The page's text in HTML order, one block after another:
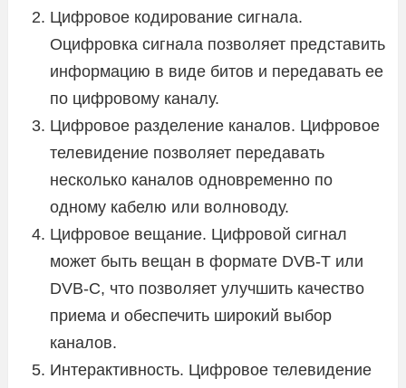
Цифровое кодирование сигнала.
Оцифровка сигнала позволяет представить
информацию в виде битов и передавать ее
по цифровому каналу.
Цифровое разделение каналов. Цифровое
телевидение позволяет передавать
несколько каналов одновременно по
одному кабелю или волноводу.
Цифровое вещание. Цифровой сигнал
может быть вещан в формате DVB-T или
DVB-C, что позволяет улучшить качество
приема и обеспечить широкий выбор
каналов.
Интерактивность. Цифровое телевидение